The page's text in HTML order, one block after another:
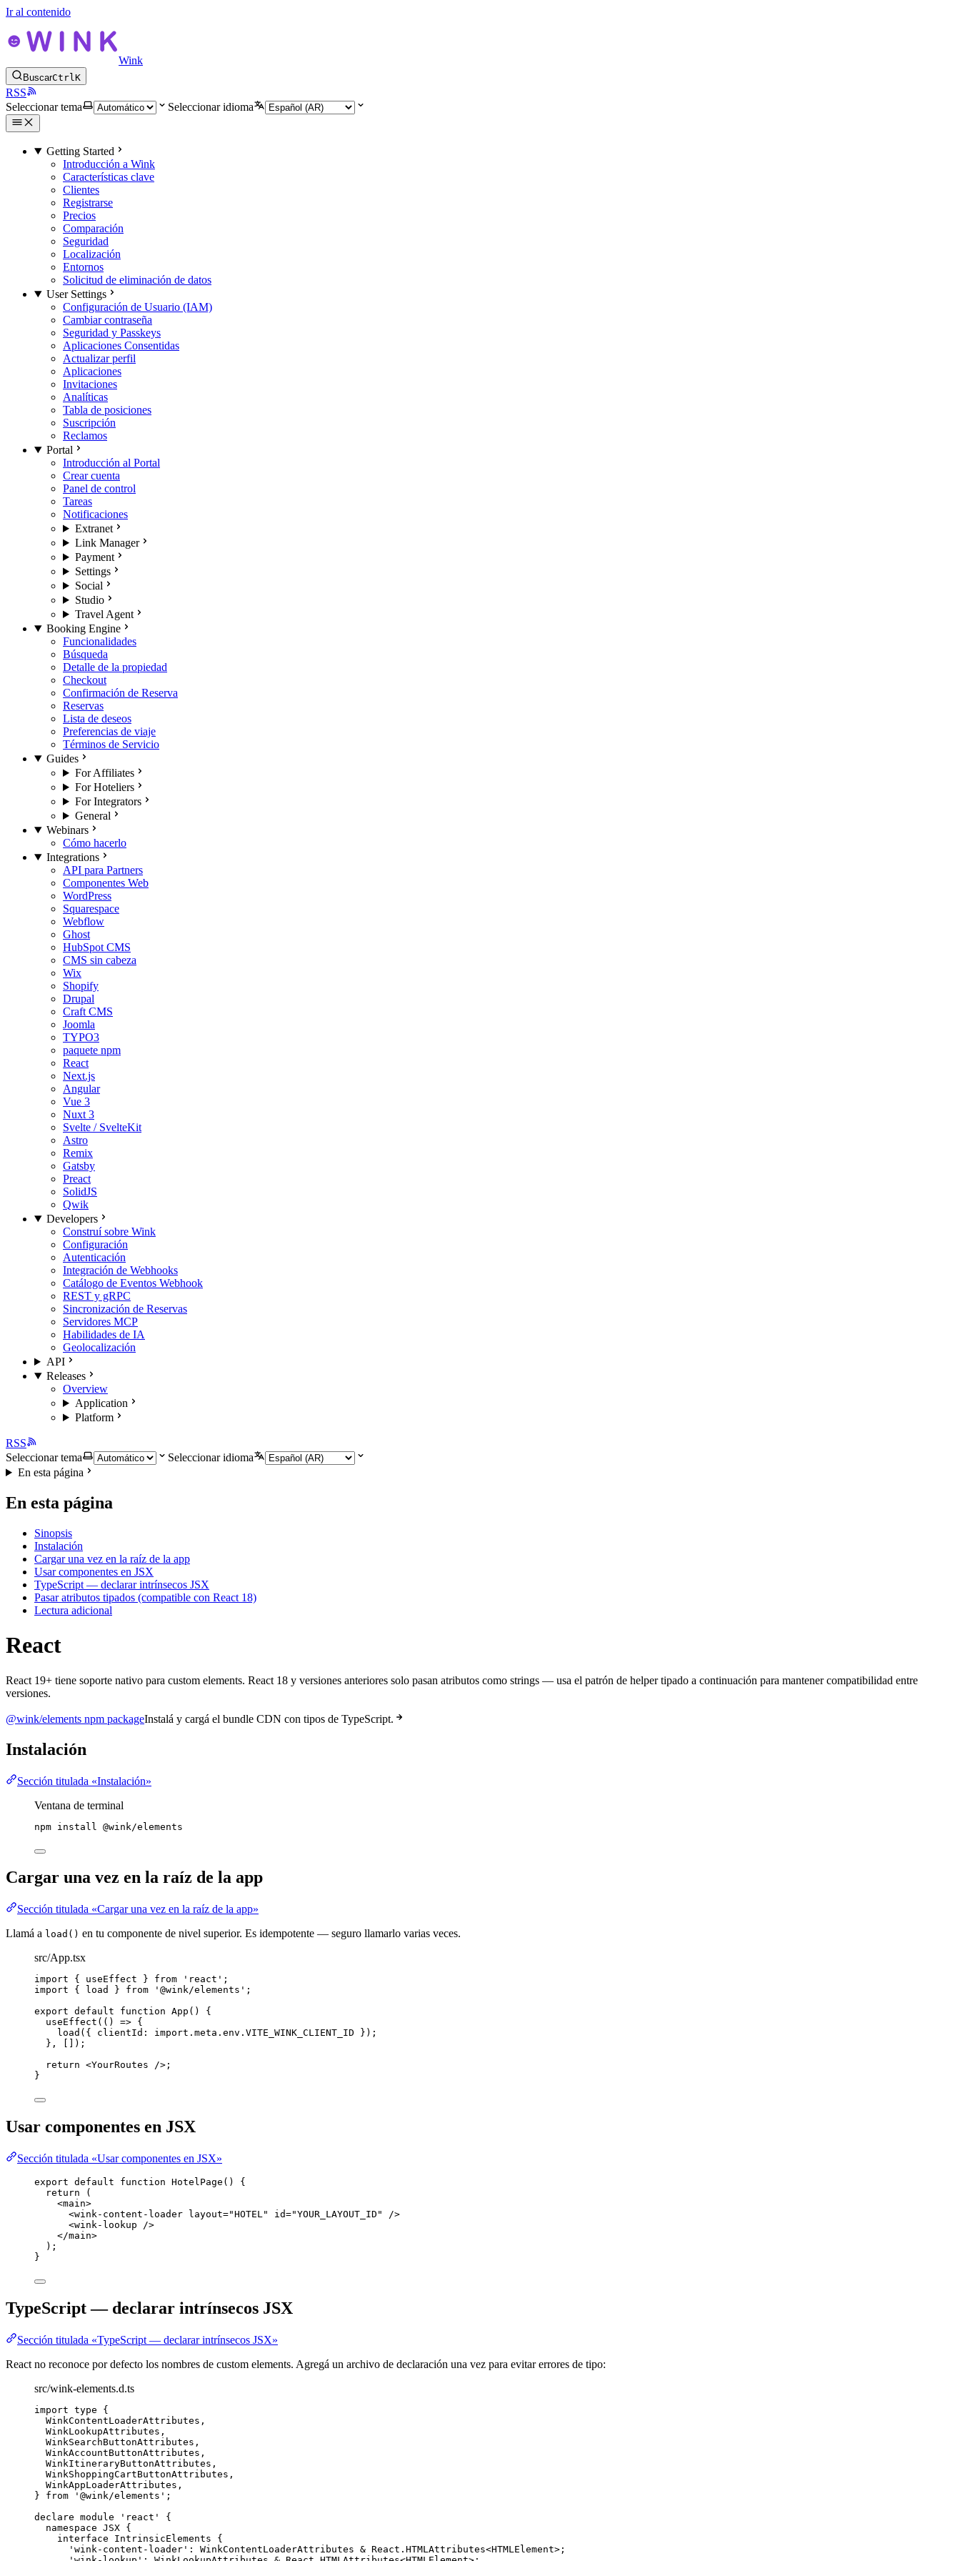
Ir al contenido
Wink
BuscarCtrlK
RSS
Seleccionar tema
Seleccionar idioma
Getting Started
Introducción a Wink
Características clave
Clientes
Registrarse
Precios
Comparación
Seguridad
Localización
Entornos
Solicitud de eliminación de datos
User Settings
Configuración de Usuario (IAM)
Cambiar contraseña
Seguridad y Passkeys
Aplicaciones Consentidas
Actualizar perfil
Aplicaciones
Invitaciones
Analíticas
Tabla de posiciones
Suscripción
Reclamos
Portal
Introducción al Portal
Crear cuenta
Panel de control
Tareas
Notificaciones
Extranet
Link Manager
Payment
Settings
Social
Studio
Travel Agent
Booking Engine
Funcionalidades
Búsqueda
Detalle de la propiedad
Checkout
Confirmación de Reserva
Reservas
Lista de deseos
Preferencias de viaje
Términos de Servicio
Guides
For Affiliates
For Hoteliers
For Integrators
General
Webinars
Cómo hacerlo
Integrations
API para Partners
Componentes Web
WordPress
Squarespace
Webflow
Ghost
HubSpot CMS
CMS sin cabeza
Wix
Shopify
Drupal
Craft CMS
Joomla
TYPO3
paquete npm
React
Next.js
Angular
Vue 3
Nuxt 3
Svelte / SvelteKit
Astro
Remix
Gatsby
Preact
SolidJS
Qwik
Developers
Construí sobre Wink
Configuración
Autenticación
Integración de Webhooks
Catálogo de Eventos Webhook
REST y gRPC
Sincronización de Reservas
Servidores MCP
Habilidades de IA
Geolocalización
API
Releases
Overview
Application
Platform
RSS
Seleccionar tema
Seleccionar idioma
En esta página
En esta página
Sinopsis
Instalación
Cargar una vez en la raíz de la app
Usar componentes en JSX
TypeScript — declarar intrínsecos JSX
Pasar atributos tipados (compatible con React 18)
Lectura adicional
React
React 19+ tiene soporte nativo para custom elements. React 18 y versiones anteriores solo pasan atributos como strings — usa el patrón de helper tipado a continuación para mantener compatibilidad entre
versiones.
@wink/elements npm packageInstalá y cargá el bundle CDN con tipos de TypeScript.
Instalación
Sección titulada «Instalación»
Ventana de terminal
npm install @wink/elements
Cargar una vez en la raíz de la app
Sección titulada «Cargar una vez en la raíz de la app»
Llamá a load() en tu componente de nivel superior. Es idempotente — seguro llamarlo varias veces.
src/App.tsx
import { useEffect } from ' react ' ;
import { load } from ' @wink/elements ' ;
export default function App ()
{
useEffect ( () => {
load ({ clientId: import. meta . env . VITE_WINK_CLIENT_ID });
} ,
[]);
return <YourRoutes /> ;
}
Usar componentes en JSX
Sección titulada «Usar componentes en JSX»
export default function HotelPage ()
{
return (
<main>
<wink-content-loader layout="HOTEL" id="YOUR_LAYOUT_ID "
/>
<wink-lookup />
</main>
);
}
TypeScript — declarar intrínsecos JSX
Sección titulada «TypeScript — declarar intrínsecos JSX»
React no reconoce por defecto los nombres de custom elements. Agregá un archivo de declaración una vez para evitar errores de tipo:
src/wink-elements.d.ts
import type {
WinkContentLoaderAttributes,
WinkLookupAttributes,
WinkSearchButtonAttributes,
WinkAccountButtonAttributes,
WinkItineraryButtonAttributes,
WinkShoppingCartButtonAttributes,
WinkAppLoaderAttributes,
} from ' @wink/elements ' ;
declare module ' react '
{
namespace JSX {
interface IntrinsicElements {
' wink-content-loader ' : WinkContentLoaderAttributes & React . HTMLAttributes<HTMLElement>;